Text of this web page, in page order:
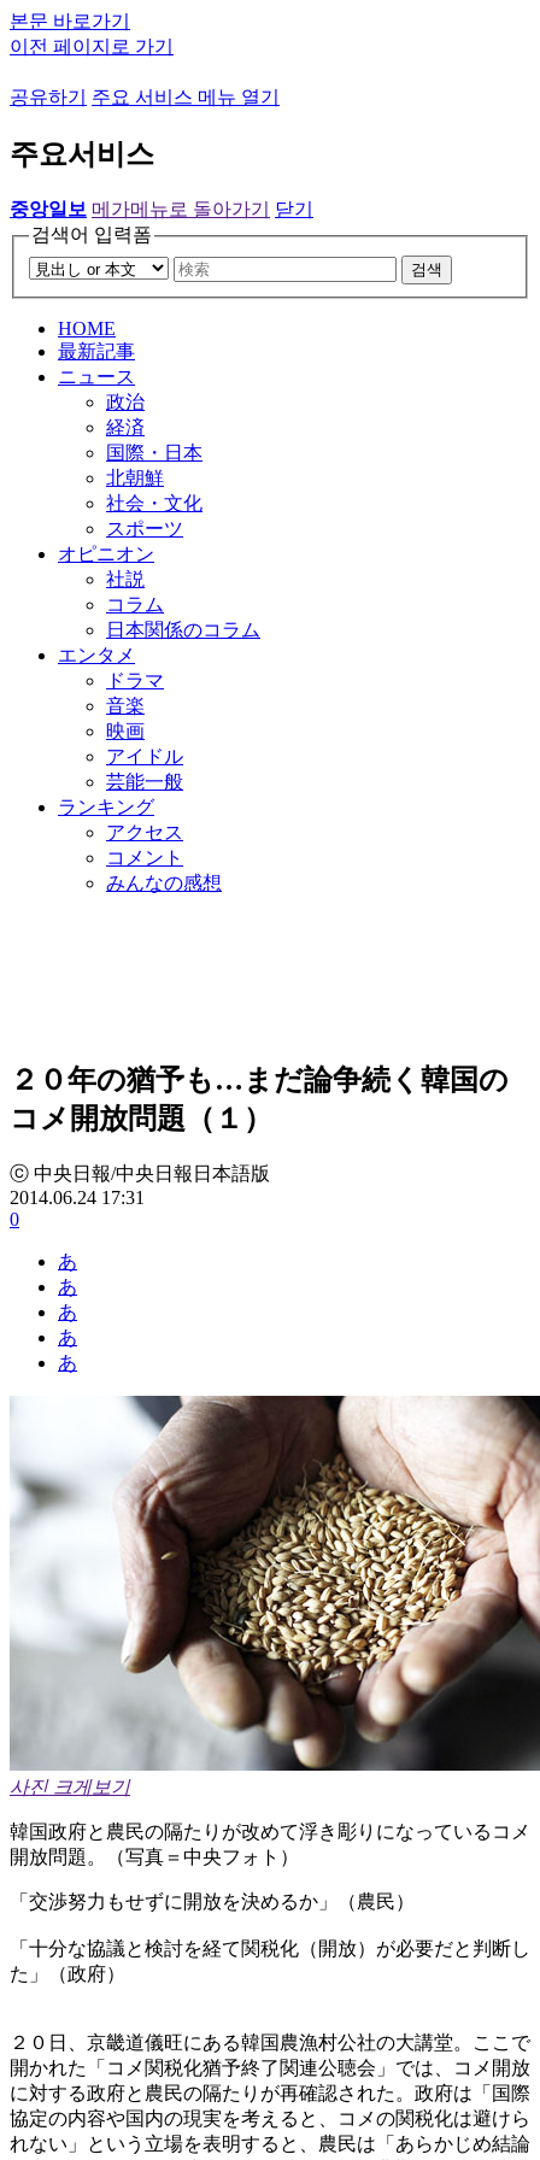
본문 바로가기
이전 페이지로 가기
공유하기 주요 서비스 메뉴 열기
주요서비스
중앙일보 메가메뉴로 돌아가기
닫기
검색어 입력폼
검색
HOME
最新記事
ニュース
政治
経済
国際・日本
北朝鮮
社会・文化
スポーツ
オピニオン
社説
コラム
日本関係のコラム
エンタメ
ドラマ
音楽
映画
アイドル
芸能一般
ランキング
アクセス
コメント
みんなの感想
２０年の猶予も…まだ論争続く韓国の
コメ開放問題（１）
ⓒ 中央日報/中央日報日本語版
2014.06.24 17:31
0
あ
あ
あ
あ
あ
사진 크게보기
韓国政府と農民の隔たりが改めて浮き彫りになっているコメ
開放問題。（写真＝中央フォト）
「交渉努力もせずに開放を決めるか」（農民）
「十分な協議と検討を経て関税化（開放）が必要だと判断し
た」（政府）
２０日、京畿道儀旺にある韓国農漁村公社の大講堂。ここで
開かれた「コメ関税化猶予終了関連公聴会」では、コメ開放
に対する政府と農民の隔たりが再確認された。政府は「国際
協定の内容や国内の現実を考えると、コメの関税化は避けら
れない」という立場を表明すると、農民は「あらかじめ結論